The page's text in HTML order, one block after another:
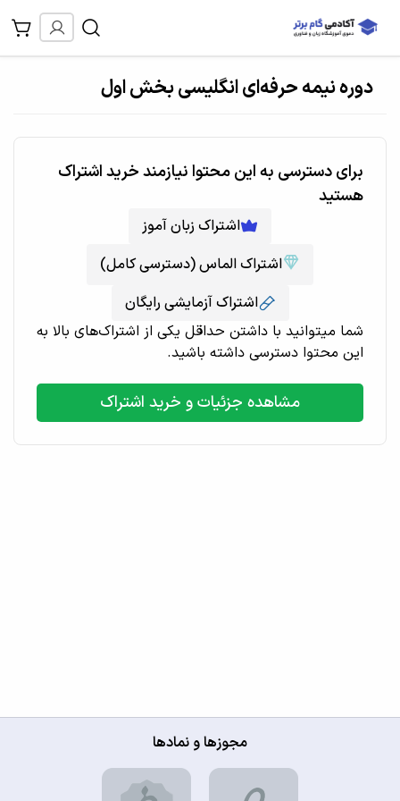
دوره نیمه حرفه‌ای انگلیسی بخش اول
برای دسترسی به این محتوا نیازمند خرید اشتراک
هستید
اشتراک زبان آموز
اشتراک الماس (دسترسی کامل)
اشتراک آزمایشی رایگان
شما میتوانید با داشتن حداقل یکی از اشتراک‌های بالا به
این محتوا دسترسی داشته باشید.
مشاهده جزئیات و خرید اشتراک
مجوزها و نمادها